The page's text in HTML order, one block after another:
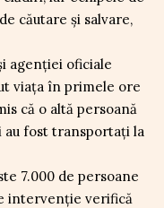
căutare și salvare,
agenției oficiale
viața în primele ore
că o altă persoană
au fost transportați la
7.000 de persoane
intervenție verifică